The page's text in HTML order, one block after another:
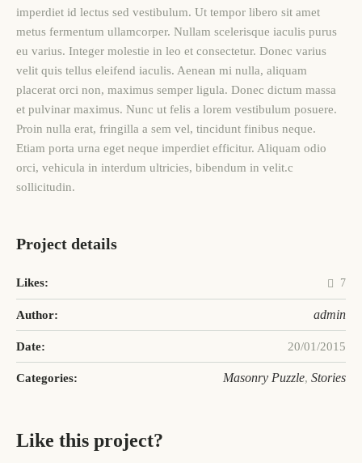
imperdiet id lectus sed vestibulum. Ut tempor libero sit amet
metus fermentum ullamcorper. Nullam scelerisque iaculis purus
eu varius. Integer molestie in leo et consectetur. Donec varius
velit quis tellus eleifend iaculis. Aenean mi nulla, aliquam
placerat orci non, maximus semper ligula. Donec dictum massa
et pulvinar maximus. Nunc ut felis a lorem vestibulum posuere.
Proin nulla erat, fringilla a sem vel, tincidunt finibus neque.
Etiam porta urna eget neque imperdiet efficitur. Aliquam odio
orci, vehicula in interdum ultricies, bibendum in velit.c
sollicitudin.
Project details
Likes: 7
Author: admin
Date: 20/01/2015
Categories: Masonry Puzzle, Stories
Like this project?